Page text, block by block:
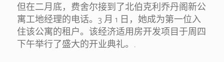
但在二月底，费舍尔接到了北伯克利乔丹阁新公
寓工地经理的电话。3 月 1 日，她成为第一位入
住该公寓的租户。该经济适用房开发项目于周四
下午举行了盛大的开业典礼。.